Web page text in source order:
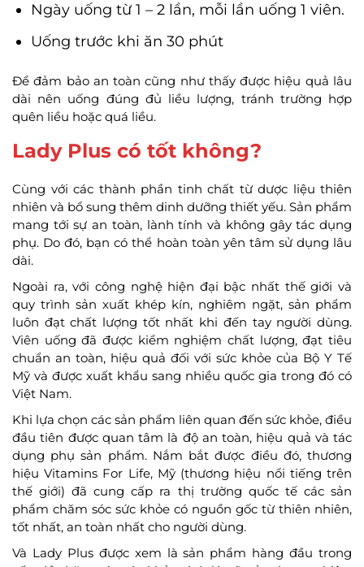
Ngày uống từ 1 – 2 lần, mỗi lần uống 1 viên.
Uống trước khi ăn 30 phút
Để đảm bảo an toàn cũng như thấy được hiệu quả lâu
dài nên uống đúng đủ liều lượng, tránh trường hợp
quên liều hoặc quá liều.
Lady Plus có tốt không?
Cùng với các thành phần tinh chất từ dược liệu thiên
nhiên và bổ sung thêm dinh dưỡng thiết yếu. Sản phẩm
mang tới sự an toàn, lành tính và không gây tác dụng
phụ. Do đó, bạn có thể hoàn toàn yên tâm sử dụng lâu
dài.
Ngoài ra, với công nghệ hiện đại bậc nhất thế giới và
quy trình sản xuất khép kín, nghiêm ngặt, sản phẩm
luôn đạt chất lượng tốt nhất khi đến tay người dùng.
Viên uống đã được kiểm nghiệm chất lượng, đạt tiêu
chuẩn an toàn, hiệu quả đối với sức khỏe của Bộ Y Tế
Mỹ và được xuất khẩu sang nhiều quốc gia trong đó có
Việt Nam.
Khi lựa chọn các sản phẩm liên quan đến sức khỏe, điều
đầu tiên được quan tâm là độ an toàn, hiệu quả và tác
dụng phụ sản phẩm. Nắm bắt được điều đó, thương
hiệu Vitamins For Life, Mỹ (thương hiệu nổi tiếng trên
thế giới) đã cung cấp ra thị trường quốc tế các sản
phẩm chăm sóc sức khỏe có nguồn gốc từ thiên nhiên,
tốt nhất, an toàn nhất cho người dùng.
Và Lady Plus được xem là sản phẩm hàng đầu trong